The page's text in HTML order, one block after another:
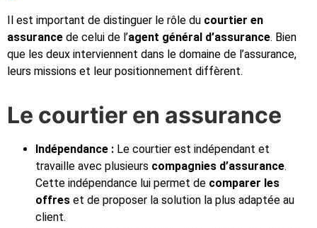
Il est important de distinguer le rôle du courtier en
assurance de celui de l’agent général d’assurance. Bien
que les deux interviennent dans le domaine de l’assurance,
leurs missions et leur positionnement diffèrent.
Le courtier en assurance
Indépendance : Le courtier est indépendant et
travaille avec plusieurs compagnies d’assurance.
Cette indépendance lui permet de comparer les
offres et de proposer la solution la plus adaptée au
client.